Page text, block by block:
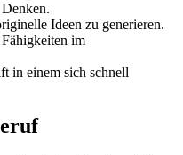
Ideen zu generieren.
im
in einem sich schnell